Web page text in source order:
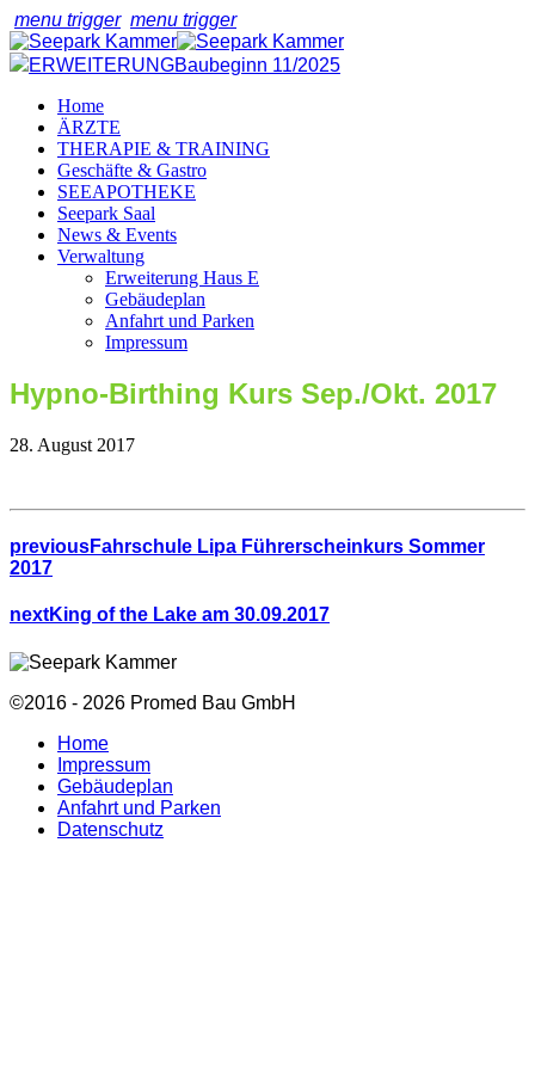
menu trigger menu trigger
ERWEITERUNGBaubeginn 11/2025
Home
ÄRZTE
THERAPIE & TRAINING
Geschäfte & Gastro
SEEAPOTHEKE
Seepark Saal
News & Events
Verwaltung
Erweiterung Haus E
Gebäudeplan
Anfahrt und Parken
Impressum
Hypno-Birthing Kurs Sep./Okt. 2017
28. August 2017
previousFahrschule Lipa Führerscheinkurs Sommer
2017
nextKing of the Lake am 30.09.2017
©2016 - 2026 Promed Bau GmbH
Home
Impressum
Gebäudeplan
Anfahrt und Parken
Datenschutz